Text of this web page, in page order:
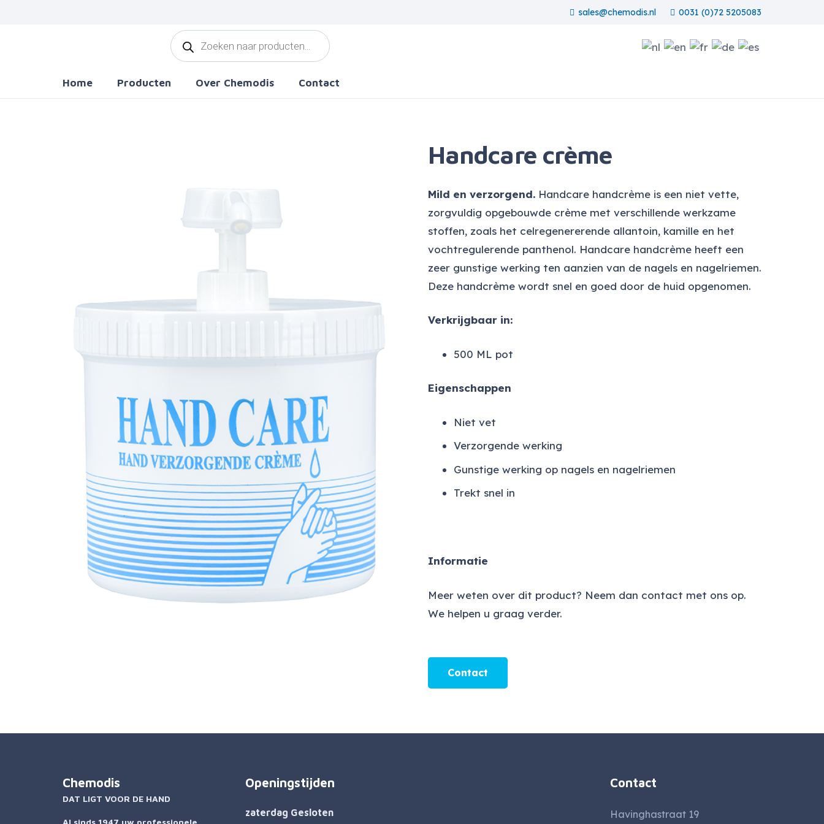
sales@chemodis.nl 0031 (0)72 5205083
Producten
zoeken
Home Producten Over Chemodis Contact
Handcare crème
Mild en verzorgend.Handcare handcrème is een niet vette,
zorgvuldig opgebouwde crème met verschillende werkzame
stoffen, zoals het celregenererende allantoin, kamille en het
vochtregulerende panthenol. Handcare handcrème heeft een
zeer gunstige werking ten aanzien van de nagels en nagelriemen.
Deze handcrème wordt snel en goed door de huid opgenomen.
Verkrijgbaar in:
500 ML pot
Eigenschappen
Niet vet
Verzorgende werking
Gunstige werking op nagels en nagelriemen
Trekt snel in
Informatie
Meer weten over dit product? Neem dan contact met ons op.
We helpen u graag verder.
Contact
Chemodis
DAT LIGT VOOR DE HAND
Al sinds 1947 uw professionele
Openingstijden
zaterdag Gesloten
Contact
Havinghastraat 19